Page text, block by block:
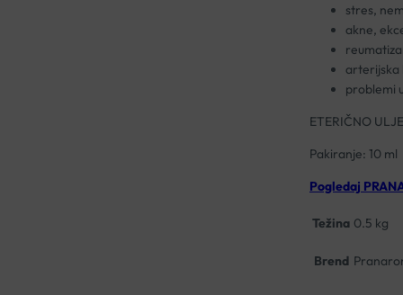
stres,
akne,
arterijska
problemi
ETERIČNO
Pakiranje: 10 ml
Pogledaj
Težina 0.5 kg
Brend